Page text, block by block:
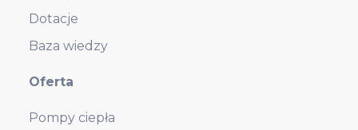
Dotacje
Baza wiedzy
Oferta
Pompy ciepła